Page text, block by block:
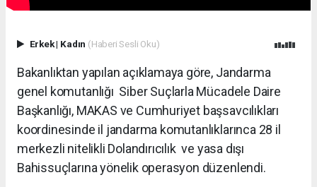
Erkek| Kadın (Haberi Sesli Oku)
Bakanlıktan yapılan açıklamaya göre, Jandarma
genel komutanlığı Siber Suçlarla Mücadele Daire
Başkanlığı, MAKAS ve Cumhuriyet başsavcılıkları
koordinesinde il jandarma komutanlıklarınca 28 il
merkezli nitelikli Dolandırıcılık ve yasa dışı
Bahissuçlarına yönelik operasyon düzenlendi.